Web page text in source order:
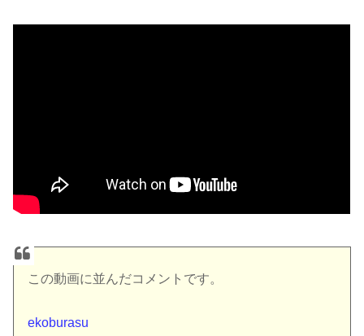
この動画に並んだコメントです。
ekoburasu